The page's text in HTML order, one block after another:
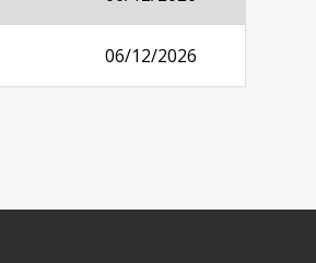
06/12/2026